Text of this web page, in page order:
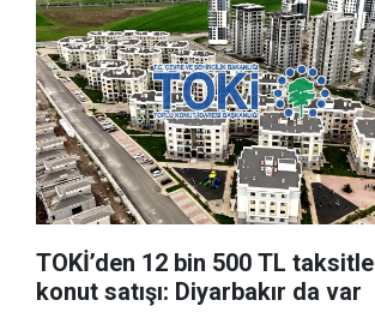
TOKİ’den 12 bin 500 TL taksitle
konut satışı: Diyarbakır da var